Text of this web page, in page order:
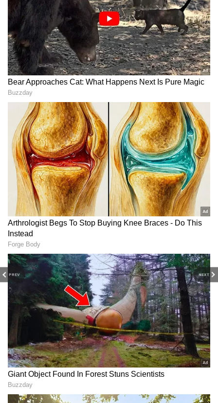
PREV NEXT
Image Credit :Getty
వృషభ రాశి...
ఈ జూన్ నెలలో వృషభ రాశివారికి ఊహించని సమస్యలు
వచ్చే అవకాశాలు ఉన్నాయి. ముఖ్యంగా ఉద్యోగం చేసే
వారికి ఒత్తిడి కాస్త ఎక్కువయ్యే అవకాశం ఉంది. ఆర్థిక
ఇబ్బందులు కూడా ఎదురయ్యే ప్రమాదం ఉంది. ఆరోగ్యం
కూడా అనుకూలంగా ఉండకపోవచ్చు. చిన్న చిన్న ఆరోగ్య
సమస్యలు ఎదురౌతాయి.